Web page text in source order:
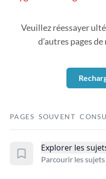
Veuillez réessayer
d’autres pages
PAGES SOUVENT
Explorer les
Parcourir les